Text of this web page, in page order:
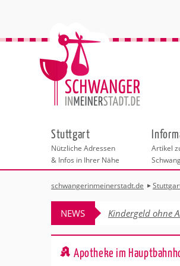
Stuttgart
Nützliche Adressen
& Infos in Ihrer Nähe
Städteauswahl
Adressen
Behördengänge &
Artikel
schwangerinmeinerstadt.de
NEWS Kindergeld ohne
Apotheke im